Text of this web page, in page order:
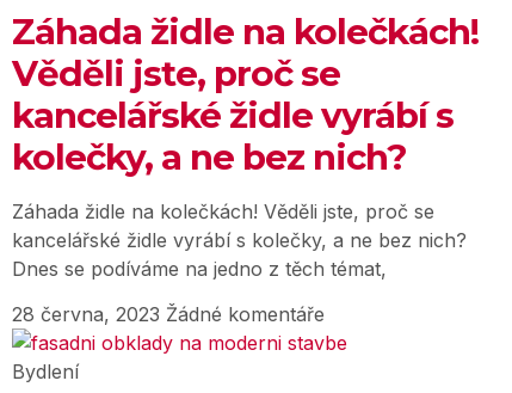
Záhada židle na kolečkách!
Věděli jste, proč se
kancelářské židle vyrábí s
kolečky, a ne bez nich?
Záhada židle na kolečkách! Věděli jste, proč se
kancelářské židle vyrábí s kolečky, a ne bez nich?
Dnes se podíváme na jedno z těch témat,
28 června, 2023 Žádné komentáře
Bydlení